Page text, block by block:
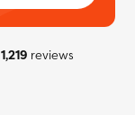
1,219reviews